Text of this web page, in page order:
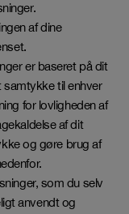
af dine
er baseret på dit
samtykke til enhver
for lovligheden af
af dit
og gøre brug af
som du selv
anvendt og